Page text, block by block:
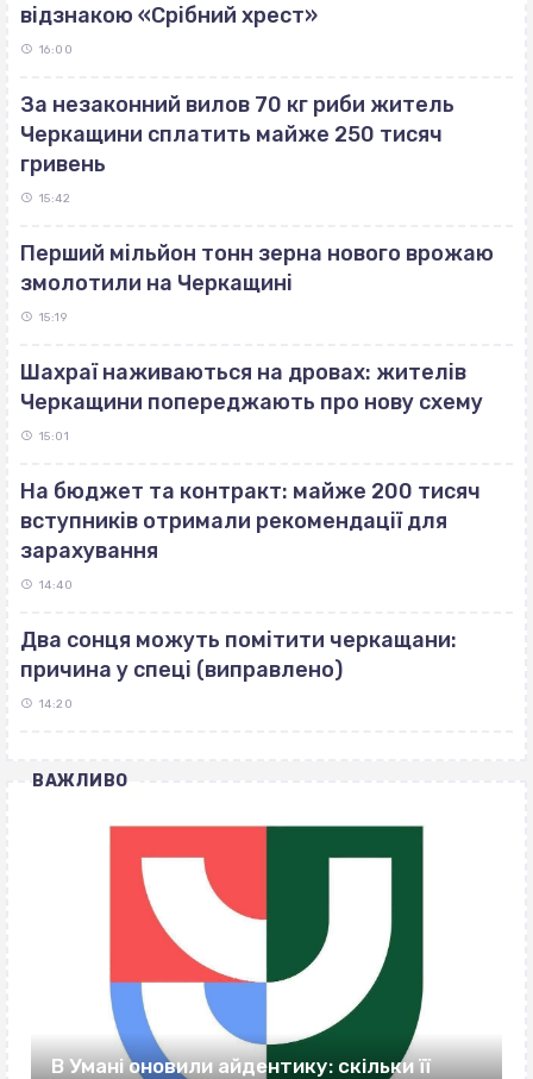
відзнакою «Срібний хрест»
16:00
За незаконний вилов 70 кг риби житель
Черкащини сплатить майже 250 тисяч
гривень
15:42
Перший мільйон тонн зерна нового врожаю
змолотили на Черкащині
15:19
Шахраї наживаються на дровах: жителів
Черкащини попереджають про нову схему
15:01
На бюджет та контракт: майже 200 тисяч
вступників отримали рекомендації для
зарахування
14:40
Два сонця можуть помітити черкащани:
причина у спеці (виправлено)
14:20
ВАЖЛИВО
В Умані оновили айдентику: скільки її